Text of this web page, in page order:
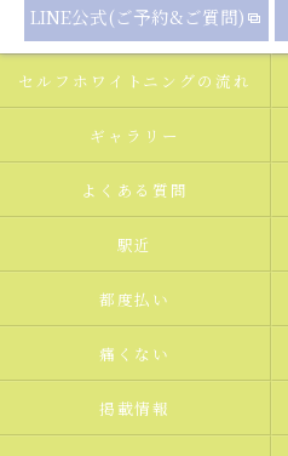
LINE公式(ご予約&ご質問)
セルフホワイトニングの流れ
ギャラリー
よくある質問
駅近
都度払い
痛くない
掲載情報